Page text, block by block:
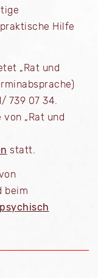
Hilfe
„Rat und
739 07 34.
„Rat und
statt.
beim